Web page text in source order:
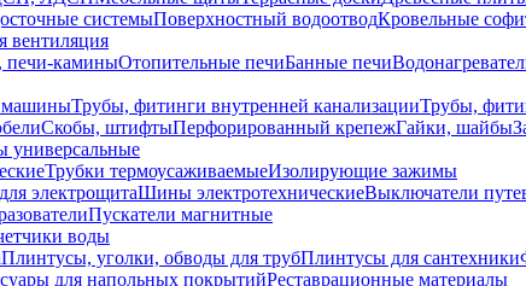
системыПоверхностный водоотводКровельные
вентиляция
каминыОтопительные печиБанные печи
машиныТрубы, фитинги внутренней канализацииТрубы,
Скобы, штифтыПерфорированный крепежГайки, шайбы
Трубки термоусаживаемыеИзолирующие зажимы
электрощитаШины электротехническиеВыключатели
Пускатели магнитные
воды
Плинтусы, уголки, обводы для трубПлинтусы для сантехники
для напольных покрытийРеставрационные материалы